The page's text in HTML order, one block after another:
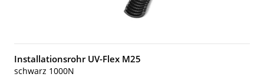
Installationsrohr UV-Flex M25
schwarz 1000N